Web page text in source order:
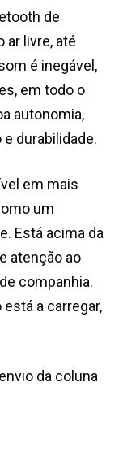
de
ar livre, até
é inegável,
em todo o
autonomia,
durabilidade.
em mais
um
Está acima da
atenção ao
companhia.
a carregar,
da coluna